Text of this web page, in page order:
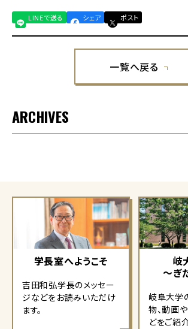
LINEで送る シェア ポスト
一覧へ戻る
ARCHIVES
学長室へようこそ
吉田和弘学長のメッセー
ジなどをお読みいただけ
ます。
岐
～ぎ
岐阜大学
物、動画
どをご紹